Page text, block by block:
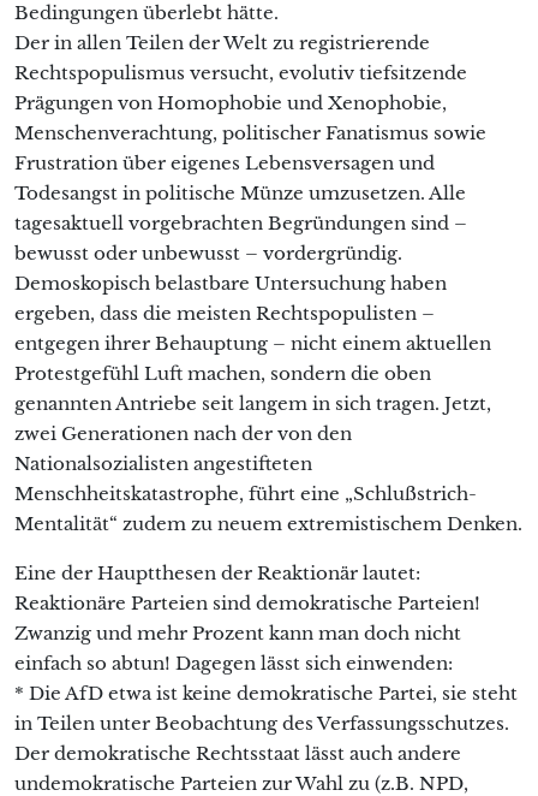
Bedingungen überlebt hätte.
Der in allen Teilen der Welt zu registrierende
Rechtspopulismus versucht, evolutiv tiefsitzende
Prägungen von Homophobie und Xenophobie,
Menschenverachtung, politischer Fanatismus sowie
Frustration über eigenes Lebensversagen und
Todesangst in politische Münze umzusetzen. Alle
tagesaktuell vorgebrachten Begründungen sind –
bewusst oder unbewusst – vordergründig.
Demoskopisch belastbare Untersuchung haben
ergeben, dass die meisten Rechtspopulisten –
entgegen ihrer Behauptung – nicht einem aktuellen
Protestgefühl Luft machen, sondern die oben
genannten Antriebe seit langem in sich tragen. Jetzt,
zwei Generationen nach der von den
Nationalsozialisten angestifteten
Menschheitskatastrophe, führt eine „Schlußstrich-
Mentalität“ zudem zu neuem extremistischem Denken.
Eine der Hauptthesen der Reaktionär lautet:
Reaktionäre Parteien sind demokratische Parteien!
Zwanzig und mehr Prozent kann man doch nicht
einfach so abtun! Dagegen lässt sich einwenden:
* Die AfD etwa ist keine demokratische Partei, sie steht
in Teilen unter Beobachtung des Verfassungsschutzes.
Der demokratische Rechtsstaat lässt auch andere
undemokratische Parteien zur Wahl zu (z.B. NPD,